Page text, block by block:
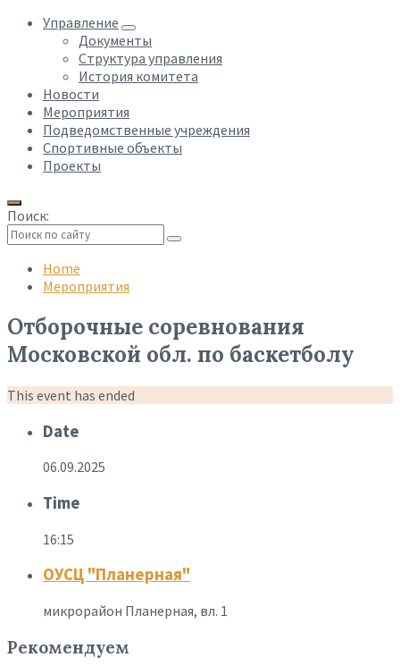
Управление
Документы
Структура управления
История комитета
Новости
Мероприятия
Подведомственные учреждения
Спортивные объекты
Проекты
Поиск:
search
Home
Мероприятия
Отборочные соревнования
Московской обл. по баскетболу
This event has ended
Date
06.09.2025
Time
16:15
ОУСЦ "Планерная"
микрорайон Планерная, вл. 1
Рекомендуем